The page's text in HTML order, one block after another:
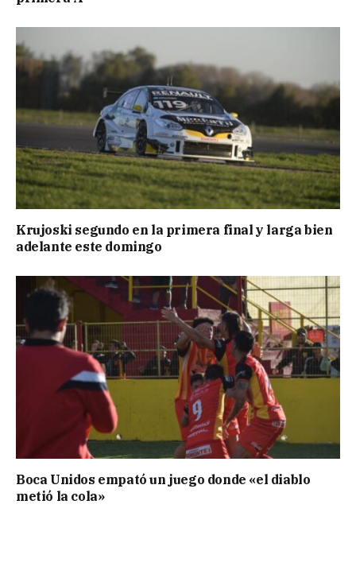
Krujoski segundo en la primera final y larga bien
adelante este domingo
Boca Unidos empató un juego donde «el diablo
metió la cola»